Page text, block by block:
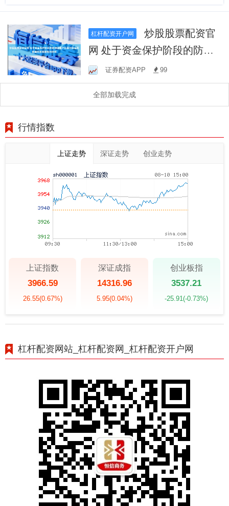
杠杆配资开户网
炒股股票配资官
网 处于资金保护阶段的防御
型账户在面对资金风险偏好
频繁调整的时期
证券配资APP 99
全部加载完成
行情指数
上证走势 深证走势 创业走势
上证指数
3966.59
26.55(0.67%)
深证成指
14316.96
5.95(0.04%)
创业板指
3537.21
-25.91(-0.73%)
杠杆配资网站_杠杆配资网_杠杆配资开户网